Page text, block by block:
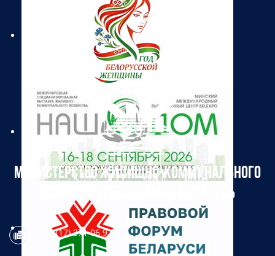
МИНИСТЕРСТВО ЖИЛИЩНО-КОММУНАЛЬНОГО
ХОЗЯЙСТВА РЕСПУБЛИКИ БЕЛАРУСЬ
+375 (17) 371 06 97